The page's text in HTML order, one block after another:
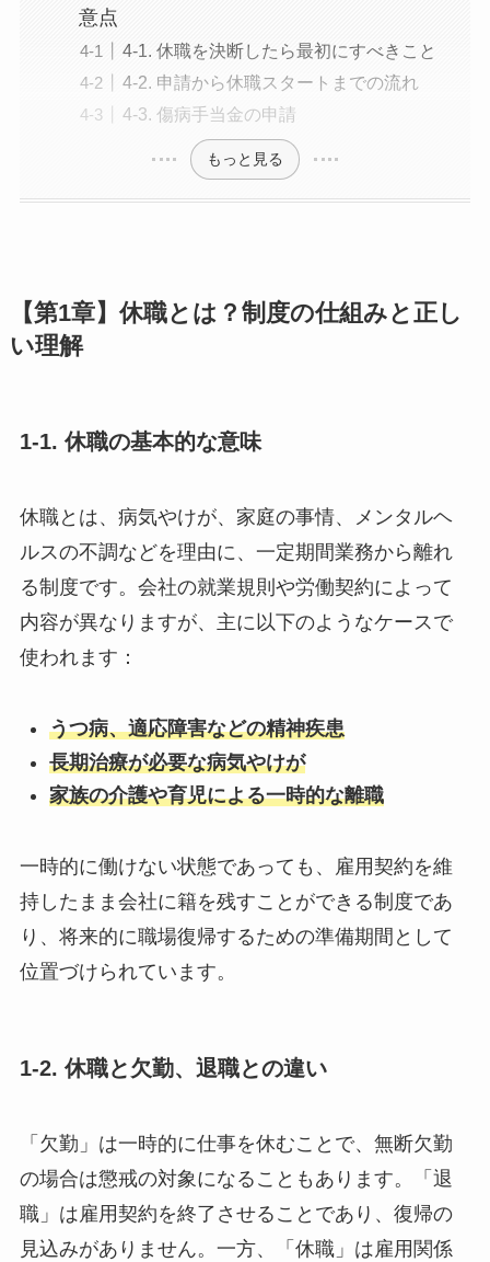
意点
4-1. 休職を決断したら最初にすべきこと
4-2. 申請から休職スタートまでの流れ
4-3. 傷病手当金の申請
もっと見る
【第1章】休職とは？制度の仕組みと正し
い理解
1-1. 休職の基本的な意味
休職とは、病気やけが、家庭の事情、メンタルヘ
ルスの不調などを理由に、一定期間業務から離れ
る制度です。会社の就業規則や労働契約によって
内容が異なりますが、主に以下のようなケースで
使われます：
うつ病、適応障害などの精神疾患
長期治療が必要な病気やけが
家族の介護や育児による一時的な離職
一時的に働けない状態であっても、雇用契約を維
持したまま会社に籍を残すことができる制度であ
り、将来的に職場復帰するための準備期間として
位置づけられています。
1-2. 休職と欠勤、退職との違い
「欠勤」は一時的に仕事を休むことで、無断欠勤
の場合は懲戒の対象になることもあります。「退
職」は雇用契約を終了させることであり、復帰の
見込みがありません。一方、「休職」は雇用関係